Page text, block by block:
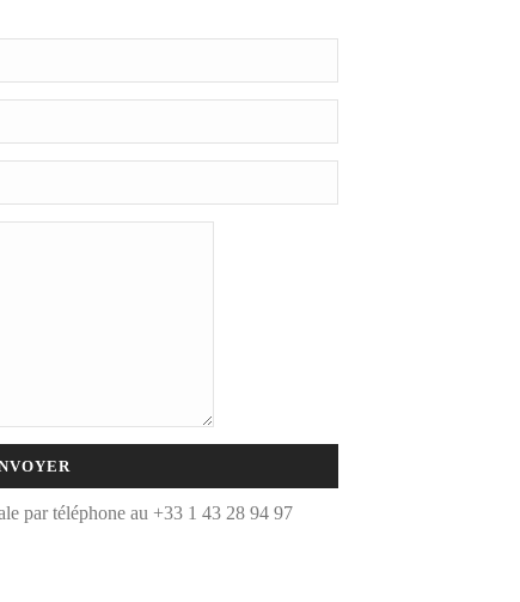
par téléphone au +33 1 43 28 94 97